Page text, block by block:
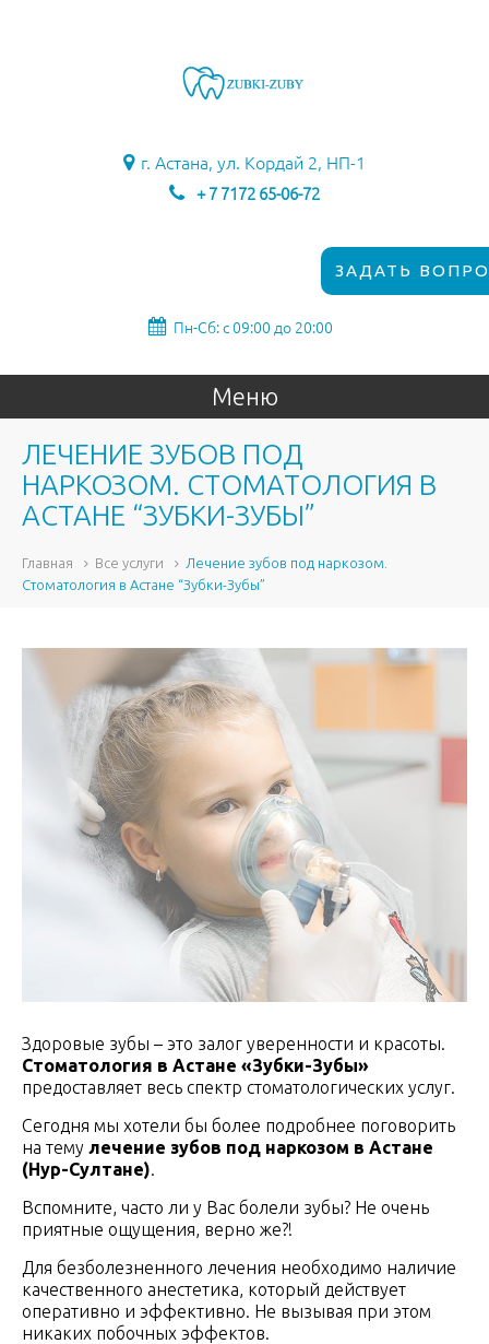
г. Астана, ул. Кордай 2, НП-1
+ 7 7172 65-06-72
ЗАДАТЬ
Пн-Сб: с 09:00 до 20:00
Меню
ЛЕЧЕНИЕ ЗУБОВ ПОД
НАРКОЗОМ. СТОМАТОЛОГИЯ В
АСТАНЕ “ЗУБКИ-ЗУБЫ”
Главная Все услуги
Лечение зубов под наркозом.
Стоматология в Астане “Зубки-Зубы”
Здоровые зубы – это залог уверенности и красоты.
Стоматология в Астане «Зубки-Зубы»
предоставляет весь спектр стоматологических услуг.
Сегодня мы хотели бы более подробнее поговорить
на тему лечение зубов под наркозом в Астане
(Нур-Султане)
Вспомните, часто ли у Вас болели зубы? Не очень
приятные ощущения, верно же?!
Для безболезненного лечения необходимо наличие
качественного анестетика, который действует
оперативно и эффективно. Не вызывая при этом
никаких побочных эффектов.